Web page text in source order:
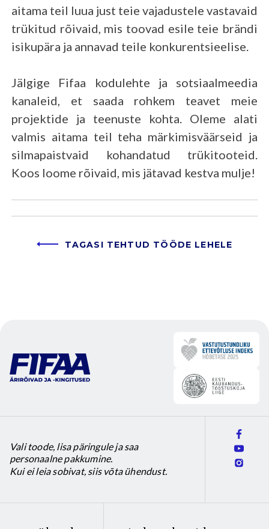
aitama teil luua just teie vajadustele vastavaid
trükitud rõivaid, mis toovad esile teie brändi
isikupära ja annavad teile konkurentsieelise.
Jälgige Fifaa kodulehte ja sotsiaalmeedia
kanaleid, et saada rohkem teavet meie
projektide ja teenuste kohta. Oleme alati
valmis aitama teil teha märkimisväärseid ja
silmapaistvaid kohandatud trükitooteid.
Koos loome rõivaid, mis jätavad kestva mulje!
TAGASI TEHTUD TÖÖDE LEHELE
Vali toode, lisa päringule ja saa
personaalne pakkumine.
Kui ei leia sobivat, siis võta ühendust.